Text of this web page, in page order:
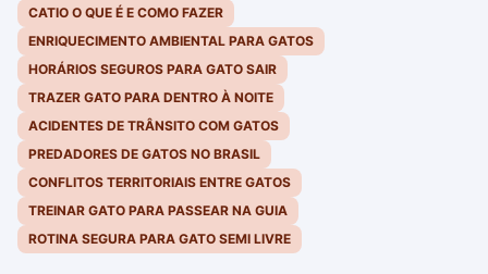
CATIO O QUE É E COMO FAZER
ENRIQUECIMENTO AMBIENTAL PARA GATOS
HORÁRIOS SEGUROS PARA GATO SAIR
TRAZER GATO PARA DENTRO À NOITE
ACIDENTES DE TRÂNSITO COM GATOS
PREDADORES DE GATOS NO BRASIL
CONFLITOS TERRITORIAIS ENTRE GATOS
TREINAR GATO PARA PASSEAR NA GUIA
ROTINA SEGURA PARA GATO SEMI LIVRE